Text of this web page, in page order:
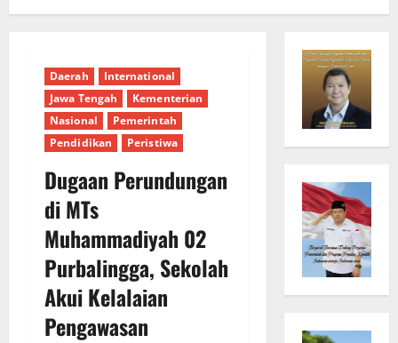
Daerah
International
Jawa Tengah
Kementerian
Nasional
Pemerintah
Pendidikan
Peristiwa
Dugaan Perundungan
di MTs
Muhammadiyah 02
Purbalingga, Sekolah
Akui Kelalaian
Pengawasan